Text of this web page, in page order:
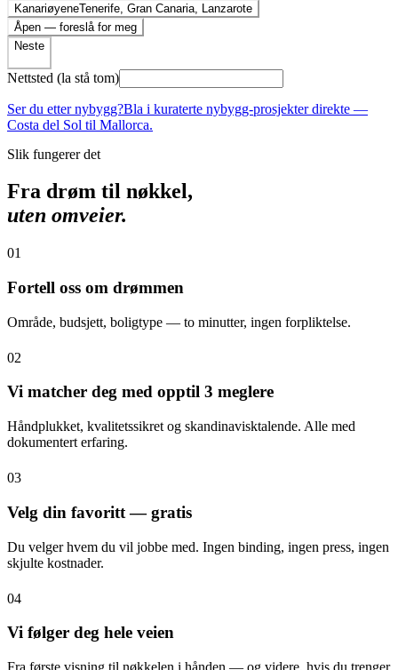
KanariøyeneTenerife, Gran Canaria, Lanzarote
Åpen — foreslå for meg
Neste
Nettsted (la stå tom)
Ser du etter nybygg?Bla i kuraterte nybygg-prosjekter direkte —
Costa del Sol til Mallorca.
Slik fungerer det
Fra drøm til nøkkel,
uten omveier.
01
Fortell oss om drømmen
Område, budsjett, boligtype — to minutter, ingen forpliktelse.
02
Vi matcher deg med opptil 3 meglere
Håndplukket, kvalitetssikret og skandinavisktalende. Alle med
dokumentert erfaring.
03
Velg din favoritt — gratis
Du velger hvem du vil jobbe med. Ingen binding, ingen press, ingen
skjulte kostnader.
04
Vi følger deg hele veien
Fra første visning til nøkkelen i hånden — og videre, hvis du trenger